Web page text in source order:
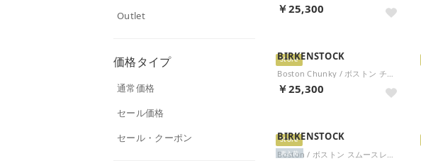
Outlet
価格タイプ
通常価格
セール価格
セール・クーポン
￥25,300
Store
BIRKENSTOCK
Boston Chunky / ボストン チャンキー ウォームサンド 【ナロー幅】 WOMEN （ウォームサンド）
￥25,300
Store
BIRKENSTOCK
再入荷